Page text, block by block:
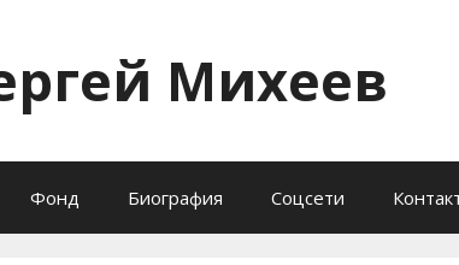
Михеев
Фонд Биография Соцсети